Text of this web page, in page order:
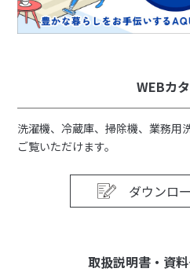
WEBカ
洗濯機、冷蔵庫、掃除機、業務用
ご覧いただけます。
ダウンロ
取扱説明書・資